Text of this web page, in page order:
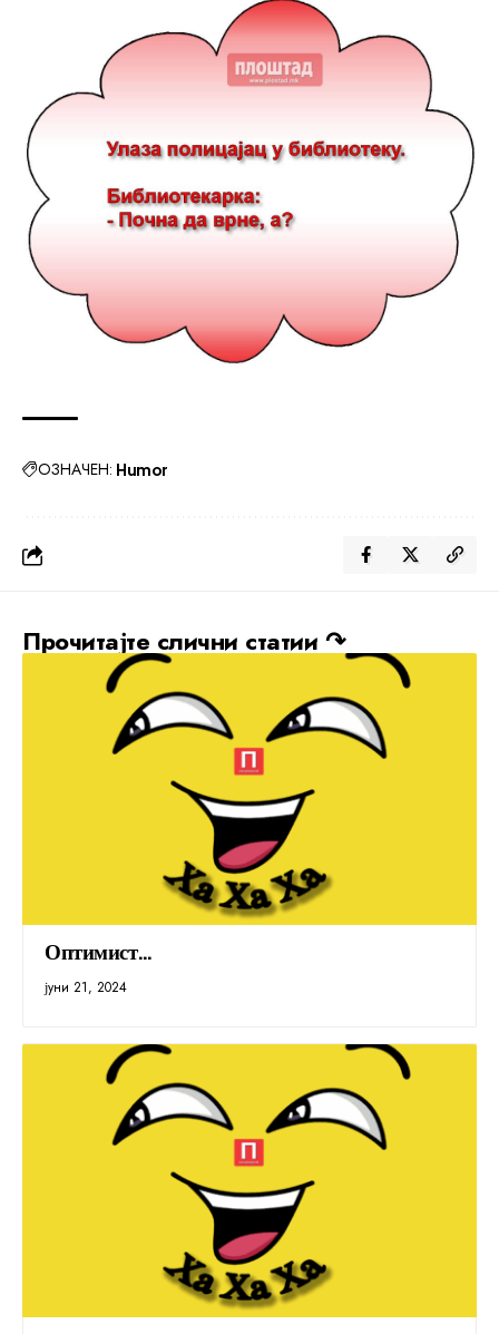
ОЗНАЧЕН: Humor
Прочитајте слични статии ↷
Оптимист…
јуни 21, 2024